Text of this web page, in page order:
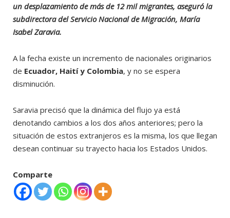
un desplazamiento de más de 12 mil migrantes, aseguró la
subdirectora del Servicio Nacional de Migración, María
Isabel Zaravia.
A la fecha existe un incremento de nacionales originarios
de Ecuador, Haití y Colombia, y no se espera
disminución.
Saravia precisó que la dinámica del flujo ya está
denotando cambios a los dos años anteriores; pero la
situación de estos extranjeros es la misma, los que llegan
desean continuar su trayecto hacia los Estados Unidos.
Comparte